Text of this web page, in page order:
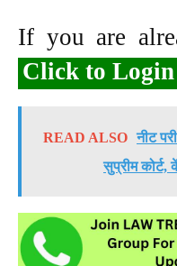
If you are
Click to
READ ALSO नीट
सुप्रीम कोर्ट,